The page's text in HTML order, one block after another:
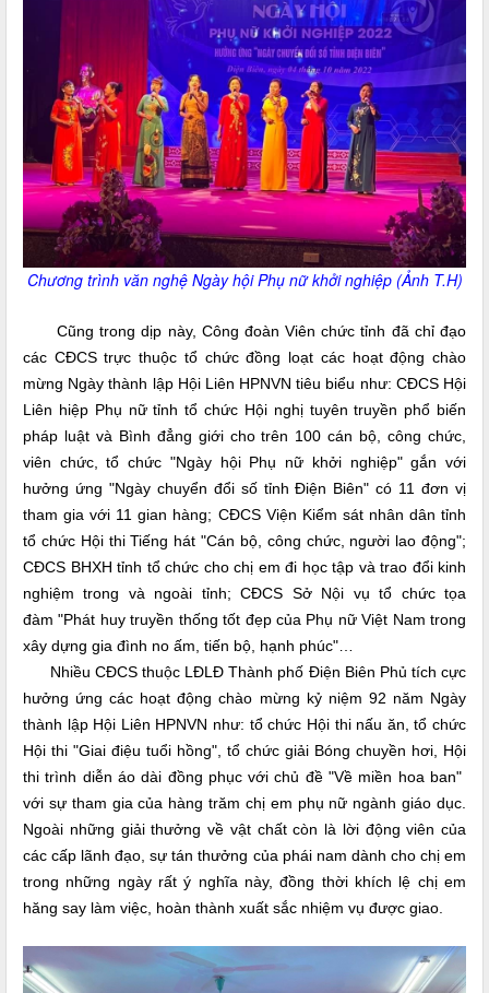
Chương trình văn nghệ Ngày hội Phụ nữ khởi nghiệp (Ảnh T.H)
Cũng trong dịp này, Công đoàn Viên chức tỉnh đã chỉ đạo
các CĐCS trực thuộc tổ chức đồng loạt các hoạt động chào
mừng Ngày thành lập Hội Liên HPNVN tiêu biểu như: CĐCS Hội
Liên hiệp Phụ nữ tỉnh tổ chức Hội nghị tuyên truyền phổ biến
pháp luật và Bình đẳng giới cho trên 100 cán bộ, công chức,
viên chức, tổ chức "Ngày hội Phụ nữ khởi nghiệp" gắn với
hưởng ứng "Ngày chuyển đổi số tỉnh Điện Biên" có 11 đơn vị
tham gia với 11 gian hàng; CĐCS Viện Kiểm sát nhân dân tỉnh
tổ chức Hội thi Tiếng hát "Cán bộ, công chức, người lao động";
CĐCS BHXH tỉnh tổ chức cho chị em đi học tập và trao đổi kinh
nghiệm trong và ngoài tỉnh; CĐCS Sở Nội vụ tổ chức tọa
đàm "Phát huy truyền thống tốt đẹp của Phụ nữ Việt Nam trong
xây dựng gia đình no ấm, tiến bộ, hạnh phúc"…
Nhiều CĐCS thuộc LĐLĐ Thành phố Điện Biên Phủ tích cực
hưởng ứng các hoạt động chào mừng kỷ niệm 92 năm Ngày
thành lập Hội Liên HPNVN như: tổ chức Hội thi nấu ăn, tổ chức
Hội thi "Giai điệu tuổi hồng", tổ chức giải Bóng chuyền hơi, Hội
thi trình diễn áo dài đồng phục với chủ đề "Về miền hoa ban"
với sự tham gia của hàng trăm chị em phụ nữ ngành giáo dục.
Ngoài những giải thưởng về vật chất còn là lời động viên của
các cấp lãnh đạo, sự tán thưởng của phái nam dành cho chị em
trong những ngày rất ý nghĩa này, đồng thời khích lệ chị em
hăng say làm việc, hoàn thành xuất sắc nhiệm vụ được giao.